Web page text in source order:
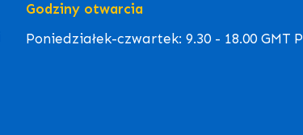
Godziny otwarcia
Poniedziałek-czwartek: 9.30 - 18.00 GMT